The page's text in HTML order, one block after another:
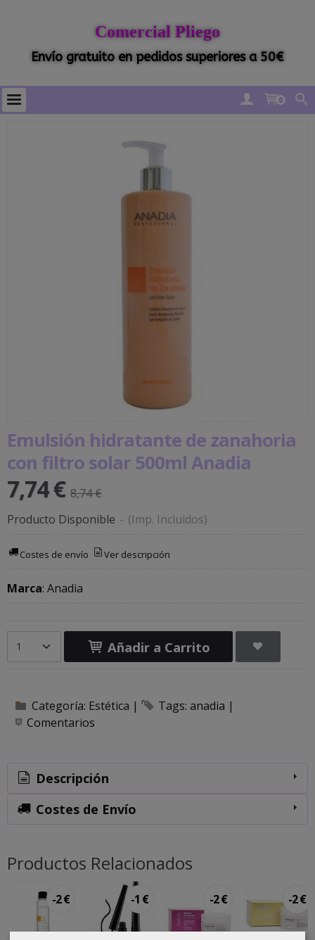
Comercial Pliego
Envío gratuito en pedidos superiores a 50€
0
Emulsión hidratante de zanahoria
con filtro solar 500ml Anadia
7,74 € 8,74 €
Producto Disponible - (Imp. Incluidos)
Costes de envío Ver descripción
Marca: Anadia
Añadir a Carrito
Categoría: Estética | Tags: anadia |
Comentarios
Descripción
Costes de Envío
Productos Relacionados
-2 € -1 € -2 € -2 €